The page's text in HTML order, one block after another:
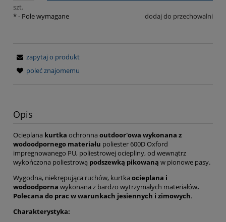
szt.
dodaj do przechowalni
*- Pole wymagane
zapytaj o produkt
poleć znajomemu
Opis
Ocieplana kurtka ochronna outdoor'owa wykonana z
wodoodpornego materiału poliester 600D Oxford
impregnowanego PU, poliestrowej ociepliny, od wewnątrz
wykończona poliestrową podszewką pikowaną w pionowe pasy.
Wygodna, niekrępująca ruchów, kurtka ocieplana i
wodoodporna wykonana z bardzo wytrzymałych materiałów.
Polecana do prac w warunkach jesiennych i zimowych.
Charakterystyka: